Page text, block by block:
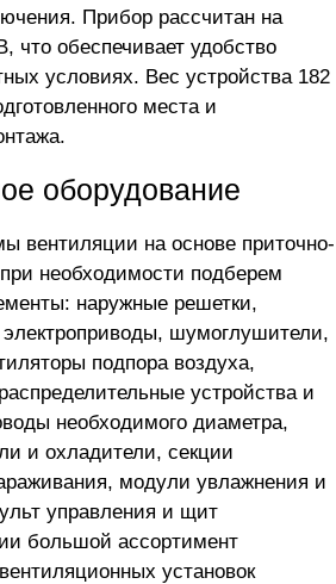
Прибор рассчитан на
что обеспечивает удобство
условиях. Вес устройства 182
места и
оборудование
вентиляции на основе приточно-
при необходимости подберем
наружные решетки,
шумоглушители,
подпора воздуха,
устройства и
необходимого диаметра,
и охладители, секции
модули увлажнения и
управления и щит
большой ассортимент
установок